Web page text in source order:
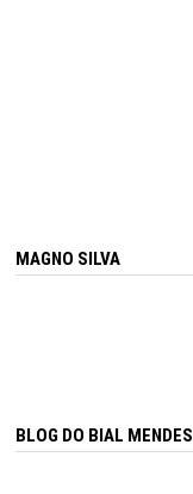
MAGNO SILVA
BLOG DO BIAL MENDES